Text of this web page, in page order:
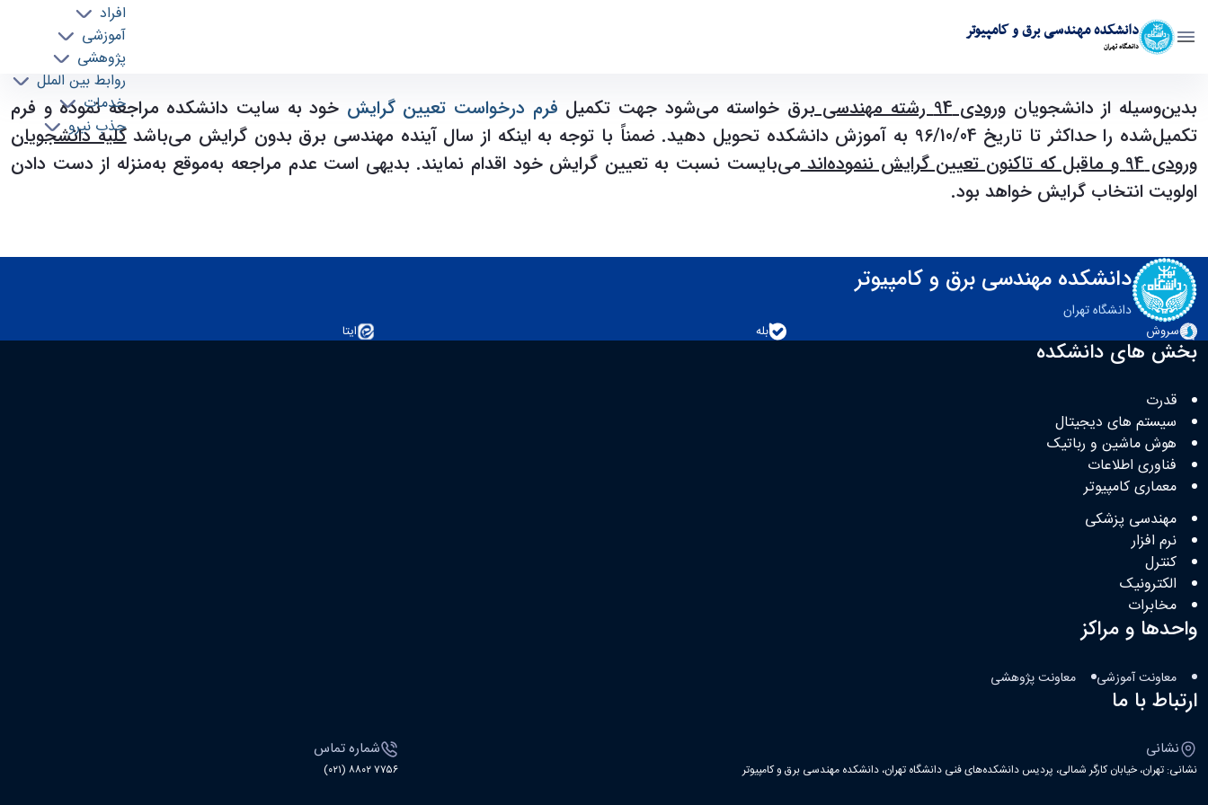
دانشکده مهندسی برق و کامپیوتر
دانشگاه تهران
افراد
آموزشی
پژوهشی
روابط بین الملل
خدمات
جذب نیرو
تعیین گرایش دانشجویان کارشناسی رشته مهندسی برق ورودی 94 - ece- دانشکده مهندسی برق و کامپیوتر
بدین‌وسیله از دانشجویان ورودی 94 رشته مهندسی برق خواسته می‌شود جهت تکمیل فرم درخواست تعیین گرایش خود به سایت دانشکده مراجعه نموده و فرم
تکمیل‌شده را حداکثر تا تاریخ 96/10/04 به آموزش دانشکده تحویل دهید. ضمناً با توجه به اینکه از سال آینده مهندسی برق بدون گرایش می‌باشد
کلیه دانشجویان
ورودی 94 و ماقبل که تاکنون تعیین گرایش ننموده‌اند
می‌بایست نسبت به تعیین گرایش خود اقدام نمایند. بدیهی است عدم مراجعه به‌موقع به‌منزله از دست دادن
اولویت انتخاب گرایش خواهد بود.
دانشکده مهندسی برق و کامپیوتر
دانشگاه تهران
سروش
بله ایتا
بخش های دانشکده
قدرت
سیستم های دیجیتال
هوش ماشین و رباتیک
فناوری اطلاعات
معماری کامپیوتر
مهندسی پزشکی
نرم افزار
کنترل
الکترونیک
مخابرات
واحدها و مراکز
معاونت آموزشی معاونت پژوهشی
ارتباط با ما
نشانی
نشانی: تهران، خیابان کارگر شمالی، پردیس دانشکده‌های فنی دانشگاه تهران، دانشکده مهندسی برق و کامپیوتر
شماره تماس
۷۷۵۶ ۸۸۰۲ (۰۲۱)